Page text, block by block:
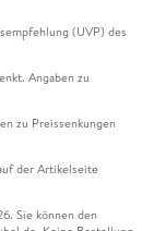
(UVP) des
Angaben zu
zu Preissenkungen
der Artikelseite
Sie können den